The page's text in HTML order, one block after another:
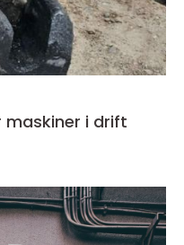
maskiner i drift